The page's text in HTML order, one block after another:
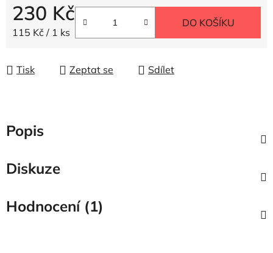
230 Kč
Měrná cena:
115 Kč / 1 ks
DO KOŠÍKU
Tisk Zeptat se Sdílet
Popis
Diskuze
Hodnocení (1)